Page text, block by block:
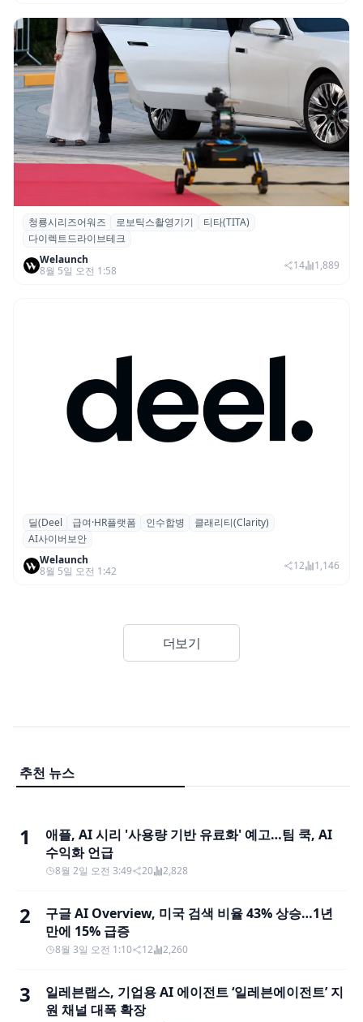
청룡시리즈어워즈 레드카펫에 등장한 바퀴
형 이족 보행 로봇 ‘티타(TITA)’
청룡시리즈어워즈 로보틱스촬영기기
티타(TITA)
다이렉트드라이브테크
Welaunch
8월 5일 오전 1:58
14 1,889
글로벌 HR 플랫폼 딜(Deel), ARR 15억 달러
돌파…AI 보안 역량 강화
딜(Deel 급여·HR플랫폼 인수합병
클래리티(Clarity)
AI사이버보안
Welaunch
8월 5일 오전 1:42
12 1,146
더보기
추천 뉴스
1
애플, AI 시리 '사용량 기반 유료화' 예고…팀 쿡, AI
수익화 언급
8월 2일 오전 3:49 20 2,828
2
구글 AI Overview, 미국 검색 비율 43% 상승…1년
만에 15% 급증
8월 3일 오전 1:10 12 2,260
3
일레븐랩스, 기업용 AI 에이전트 ‘일레븐에이전트’ 지
원 채널 대폭 확장